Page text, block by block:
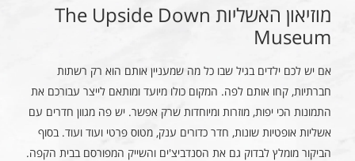
מוזיאון האשליות The Upside Down
Museum
אם יש לכם ילדים בגיל שבו כל מה שמעניין אותם הוא רק רשתות
חברתיות, קחו אותם לפה. המקום כולו מיועד ומותאם לייצר עבורכם את
התמונות הכי יפות, מוזרות ומיוחדות שרק אפשר. יש פה מגוון חדרים עם
אשליות אופטיות שונות, חדר כדורים ענק, מטוס פרטי ועוד ועוד. בסוף
הביקור מומלץ לבדוק גם את הסנדביצ'ים והשייק המפורסם בבית הקפה.